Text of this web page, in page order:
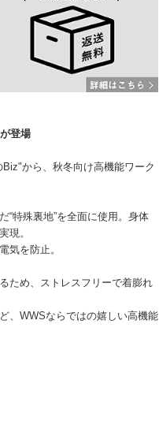
登場
から、秋冬向け高機能ワーク
“特殊裏地”を全面に使用。身体
現。
気を防止。
ため、ストレスフリーで着膨れ
、WWSならではの嬉しい高機能